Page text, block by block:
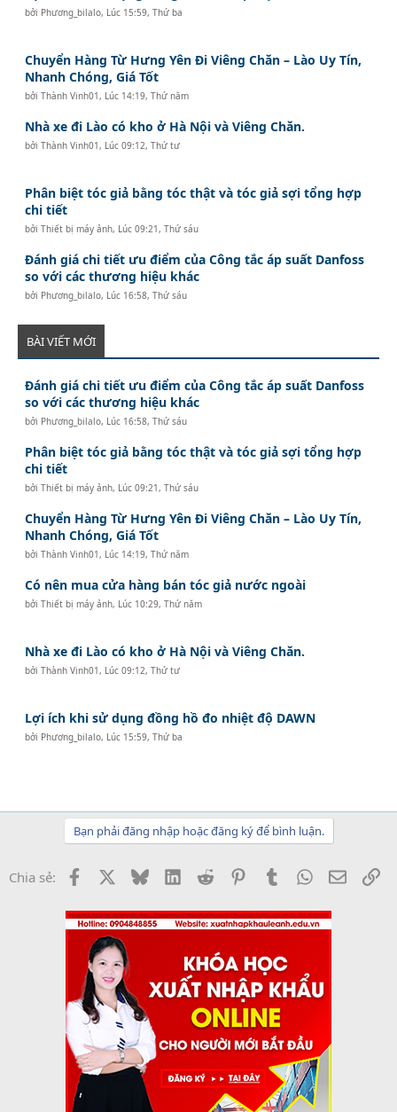
bởi Phương_bilalo, Lúc 15:59, Thứ ba
Chuyển Hàng Từ Hưng Yên Đi Viêng Chăn – Lào Uy Tín,
Nhanh Chóng, Giá Tốt
bởiThành Vinh01 , Lúc 14:19, Thứ năm
Nhà xe đi Lào có kho ở Hà Nội và Viêng Chăn.
bởiThành Vinh01 , Lúc 09:12, Thứ tư
Phân biệt tóc giả bằng tóc thật và tóc giả sợi tổng hợp
chi tiết
bởiThiết bị máy ảnh, Lúc 09:21, Thứ sáu
Đánh giá chi tiết ưu điểm của Công tắc áp suất Danfoss
so với các thương hiệu khác
bởi Phương_bilalo, Lúc 16:58, Thứ sáu
BÀI VIẾT MỚI
Đánh giá chi tiết ưu điểm của Công tắc áp suất Danfoss
so với các thương hiệu khác
bởi Phương_bilalo, Lúc 16:58, Thứ sáu
Phân biệt tóc giả bằng tóc thật và tóc giả sợi tổng hợp
chi tiết
bởiThiết bị máy ảnh, Lúc 09:21, Thứ sáu
Chuyển Hàng Từ Hưng Yên Đi Viêng Chăn – Lào Uy Tín,
Nhanh Chóng, Giá Tốt
bởiThành Vinh01 , Lúc 14:19, Thứ năm
Có nên mua cửa hàng bán tóc giả nước ngoài
bởiThiết bị máy ảnh, Lúc 10:29, Thứ năm
Nhà xe đi Lào có kho ở Hà Nội và Viêng Chăn.
bởiThành Vinh01 , Lúc 09:12, Thứ tư
Lợi ích khi sử dụng đồng hồ đo nhiệt độ DAWN
bởi Phương_bilalo, Lúc 15:59, Thứ ba
Bạn phải đăng nhập hoặc đăng ký để bình luận.
Chia sẻ: Facebook BlueskyLinkedInReddit PinterestTumblrWhatsApp
Email